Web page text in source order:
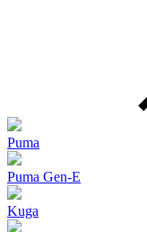
Puma
Puma Gen‑E
Kuga